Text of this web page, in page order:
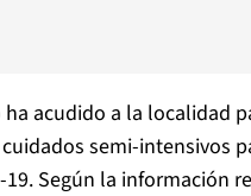
acudido a la localidad
semi-intensivos
19. Según la información